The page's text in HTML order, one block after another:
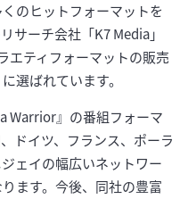
のヒットフォーマットを
サーチ会社「K7 Media」
エティフォーマットの販売
選ばれています。
Warrior』の番組フォーマ
ドイツ、フランス、ポーラ
ェイの幅広いネットワー
ます。今後、同社の豊富